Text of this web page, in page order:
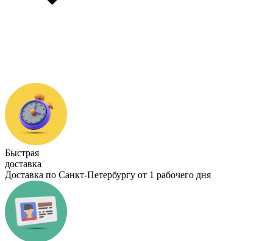
Быстрая
доставка
Доставка по Санкт-Петербургу от 1 рабочего дня